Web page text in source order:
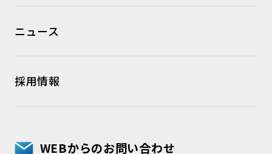
ニュース
採用情報
WEBからのお問い合わせ